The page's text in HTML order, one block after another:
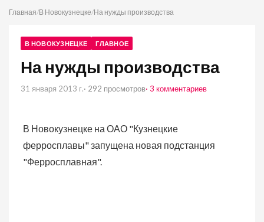
Главная/В Новокузнецке/На нужды производства
В НОВОКУЗНЕЦКЕ ГЛАВНОЕ
На нужды производства
31 января 2013 г.· 292 просмотров· 3 комментариев
В Новокузнецке на ОАО "Кузнецкие
ферросплавы" запущена новая подстанция
"Ферросплавная".